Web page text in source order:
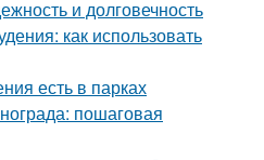
и долговечность
как использовать
есть в парках
пошаговая